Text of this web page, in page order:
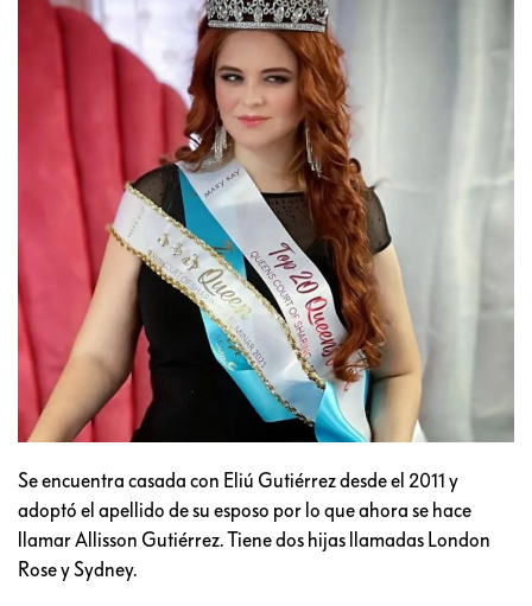
Se encuentra casada con Eliú Gutiérrez desde el 2011 y
adoptó el apellido de su esposo por lo que ahora se hace
llamar Allisson Gutiérrez. Tiene dos hijas llamadas London
Rose y Sydney.